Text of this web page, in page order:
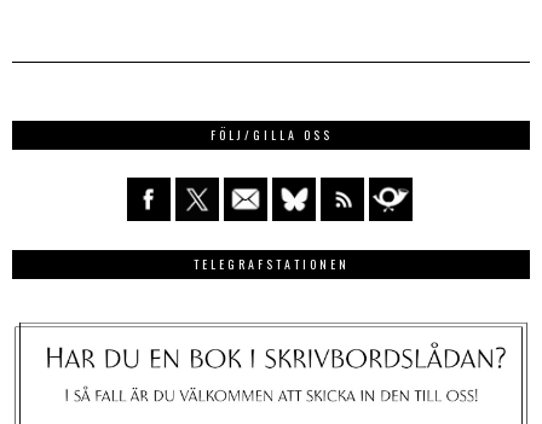
FÖLJ/GILLA OSS
TELEGRAFSTATIONEN